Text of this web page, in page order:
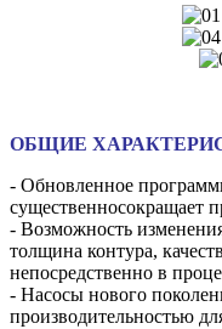
ОБЩИЕ
- Обновленное
существенносокращает
- Возможность
толщина контура,
непосредственно в
- Насосы нового
производительностью